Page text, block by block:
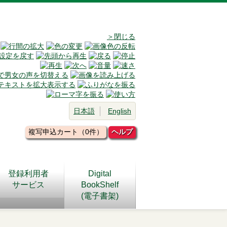
＞閉じる
日本語 English
複写申込カート（0件） ヘルプ
登録利用者
サービス
Digital
BookShelf
(電子書架)